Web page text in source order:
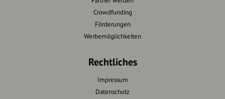
Crowdfunding
Förderungen
Werbemöglichkeiten
Rechtliches
Impressum
Datenschutz